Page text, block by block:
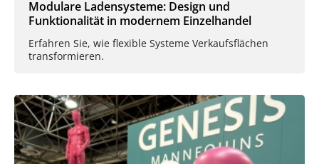
Modulare Ladensysteme: Design und
Funktionalität in modernem Einzelhandel
Erfahren Sie, wie flexible Systeme Verkaufsflächen
transformieren.